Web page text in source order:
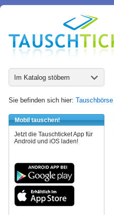
Im Katalog stöbern
Sie befinden sich hier: Tauschbörse
Mobil tauschen!
Jetzt die Tauschticket App für
Android und iOS laden!